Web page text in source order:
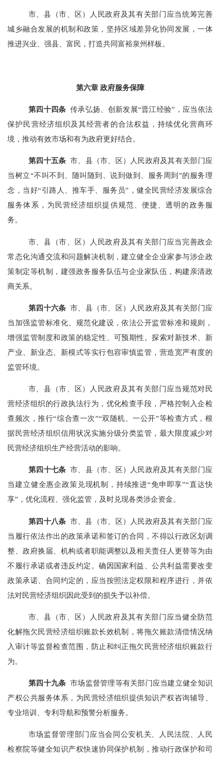
市、县（市、区）人民政府及其有关部门应当统筹完善
城乡融合发展的机制和政策，坚持区域差异化协同发展，一体
推进兴业、强县、富民，打造共同富裕泉州样板。
第六章 政府服务保障
第四十四条 传承弘扬、创新发展“晋江经验”，应当依法
保护民营经济组织及其经营者的合法权益，持续优化营商环
境，推动有效市场和有为政府更好结合。
第四十五条 市、县（市、区）人民政府及其有关部门应
当树立“不叫不到、随叫随到、说到做到、服务周到”的服务理
念，当好“引路人、推车手、服务员”，健全民营经济发展综合
服务体系，为民营经济组织提供规范、便捷、透明的政务服
务。
市、县（市、区）人民政府及其有关部门应当完善政企
常态化沟通交流和问题解决机制，建立健全企业家参与涉企政
策制定等机制，建强政务服务队伍与企业家队伍，构建亲清政
商关系。
第四十六条 市、县（市、区）人民政府及其有关部门应
当加强监管标准化、规范化建设，依法公开监管标准和规则，
增强监管制度和政策的稳定性、可预期性。探索对新技术、新
产业、新业态、新模式等实行包容审慎监管，营造宽严有度的
监管环境。
市、县（市、区）人民政府及其有关部门应当规范对民
营经济组织的行政执法行为，优化检查手段，严格控制入企检
查频次，推行“综合查一次”“双随机、一公开”等检查方式，根
据民营经济组织信用状况实施分级分类监管，最大限度减少对
民营经济组织生产经营活动的影响。
第四十七条 市、县（市、区）人民政府及其有关部门应
当建立健全惠企政策兑现机制，持续推进“免申即享”“直达快
享”，优化流程、强化监管，及时兑现各类涉企资金。
第四十八条 市、县（市、区）人民政府及其有关部门应
当履行依法作出的政策承诺和签订的合同，不得以行政区划调
整、政府换届、机构或者职能调整以及相关责任人更替等为由
不履行承诺或者违反约定。确因国家利益、公共利益需要改变
政策承诺、合同约定的，应当按照法定权限和程序进行，并依
法对民营经济组织因此受到的损失予以补偿。
市、县（市、区）人民政府及其有关部门应当健全防范
化解拖欠民营经济组织账款长效机制，将拖欠账款清偿情况纳
入审计等监督检查范围，防止和纠正拖欠民营经济组织账款行
为。
第四十九条 市场监督管理等有关部门应当建立健全知识
产权公共服务体系，为民营经济组织提供知识产权咨询辅导、
专业培训、专利导航和预警分析服务。
市场监督管理部门应当会同公安机关、人民法院、人民
检察院等健全知识产权快速协同保护机制，推动行政保护和司